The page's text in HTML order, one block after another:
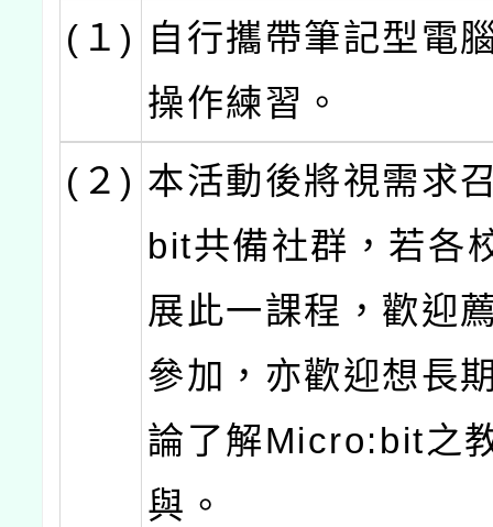
(１) 自行攜帶筆記型電
操作練習。
(２) 本活動後將視需求
bit共備社群，若各
展此一課程，歡迎
參加，亦歡迎想長
論了解Micro:bit之
與。